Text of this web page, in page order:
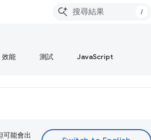
/
效能 測試 JavaScript
可能會出